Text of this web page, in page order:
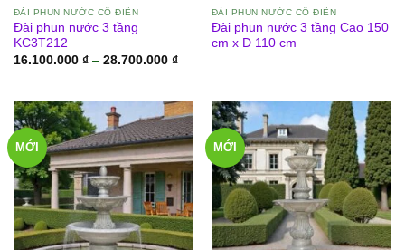
ĐÀI PHUN NƯỚC CỔ ĐIỂN
Đài phun nước 3 tầng
KC3T212
16.100.000 ₫ – 28.700.000 ₫Khoảng
đến
28.700.000 ₫
ĐÀI PHUN NƯỚC CỔ ĐIỂN
Đài phun nước 3 tầng Cao 150
cm x D 110 cm
MỚI MỚI